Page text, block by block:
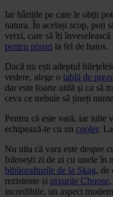
Iar hârtiile pe care le obții
natura. În același scop, poți
verzi, care să îți
pentru pixuri la fel de haios.
Dacă nu ești adeptul
vedere, alege o tablă de
dar este foarte utilă și ca să
ceva ce trebuie să țineți
Pentru că este vară, iar iulie
echipează-te cu un cooler.
Nu uita că vara este despre
folosești zi de zi cu unele în
bibliorafturile de la Skag, de
rezistente și pixurile Choose
incredibile, un aspect